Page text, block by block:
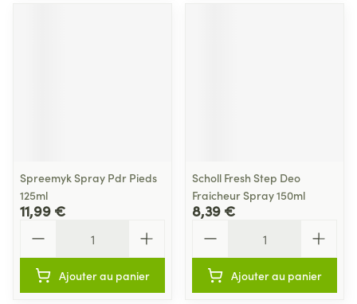
Spreemyk Spray Pdr Pieds
125ml
11,99 €
Ajouter au panier
Scholl Fresh Step Deo
Fraicheur Spray 150ml
8,39 €
Ajouter au panier